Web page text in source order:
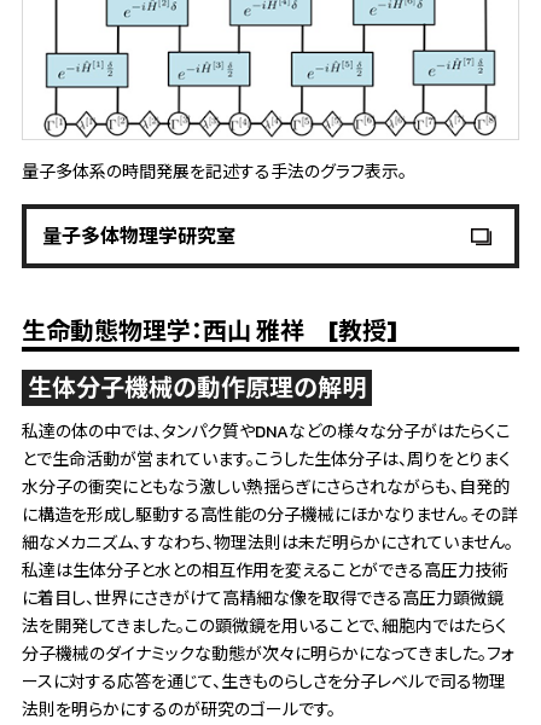
量子多体系の時間発展を記述する手法のグラフ表示。
量子多体物理学研究室
生命動態物理学：西山 雅祥 [教授]
生体分子機械の動作原理の解明
私達の体の中では、タンパク質やDNAなどの様々な分子がはたらくこ
とで生命活動が営まれています。こうした生体分子は、周りをとりまく
水分子の衝突にともなう激しい熱揺らぎにさらされながらも、自発的
に構造を形成し駆動する高性能の分子機械にほかなりません。その詳
細なメカニズム、すなわち、物理法則は未だ明らかにされていません。
私達は生体分子と水との相互作用を変えることができる高圧力技術
に着目し、世界にさきがけて高精細な像を取得できる高圧力顕微鏡
法を開発してきました。この顕微鏡を用いることで、細胞内ではたらく
分子機械のダイナミックな動態が次々に明らかになってきました。フォ
ースに対する応答を通じて、生きものらしさを分子レベルで司る物理
法則を明らかにするのが研究のゴールです。